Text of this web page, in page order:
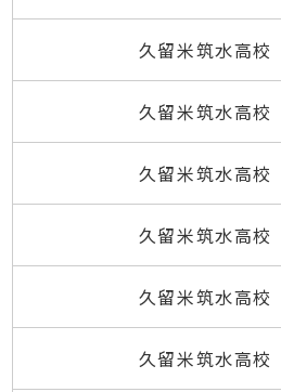
久留米筑水高校
久留米筑水高校
久留米筑水高校
久留米筑水高校
久留米筑水高校
久留米筑水高校